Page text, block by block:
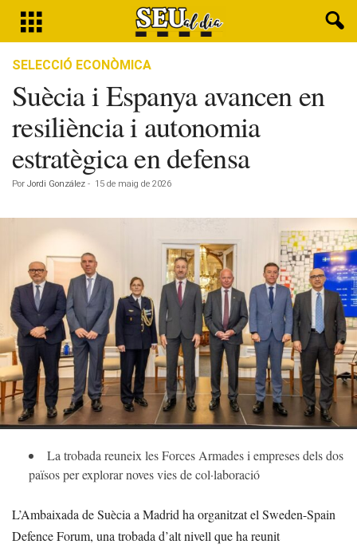
SELECCIÓ ECONÒMICA
Suècia i Espanya avancen en
resiliència i autonomia
estratègica en defensa
Por Jordi González - 15 de maig de 2026
La trobada reuneix les Forces Armades i empreses dels dos
països per explorar noves vies de col·laboració
L’Ambaixada de Suècia a Madrid ha organitzat el Sweden-Spain
Defence Forum, una trobada d’alt nivell que ha reunit